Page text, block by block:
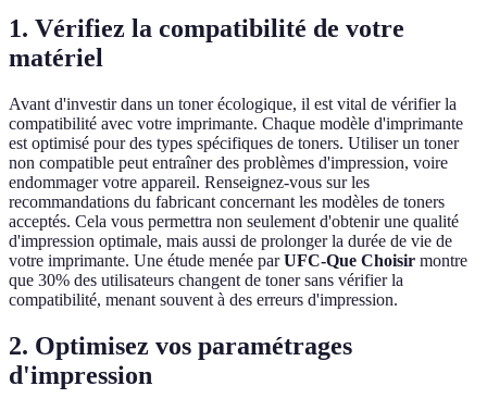
1. Vérifiez la compatibilité de votre
matériel
Avant d'investir dans un toner écologique, il est vital de vérifier la
compatibilité avec votre imprimante. Chaque modèle d'imprimante
est optimisé pour des types spécifiques de toners. Utiliser un toner
non compatible peut entraîner des problèmes d'impression, voire
endommager votre appareil. Renseignez-vous sur les
recommandations du fabricant concernant les modèles de toners
acceptés. Cela vous permettra non seulement d'obtenir une qualité
d'impression optimale, mais aussi de prolonger la durée de vie de
votre imprimante. Une étude menée parUFC-Que Choisir montre
que 30% des utilisateurs changent de toner sans vérifier la
compatibilité, menant souvent à des erreurs d'impression.
2. Optimisez vos paramétrages
d'impression